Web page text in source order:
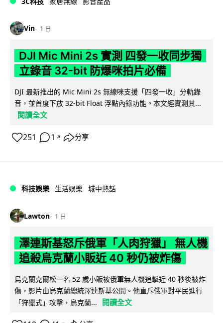
Vin 1 日
DJI Mic Mini 2s 實測 四發一收同步獨
立錄音 32-bit 防爆咪拍片必備
DJI 最新推出的 Mic Mini 2s 無線咪支援「四發一收」分軌錄
音，並首度下放 32-bit Float 浮點內錄功能。本文經實測其...
閱讀全文
251 1 ↗ 分享
科技娛樂 生活娛樂 城中熱話
Lawton 1 日
澤連斯基怒斥俄軍「人肉狩獵」 無人機
追殺烏克蘭小販近 40 秒仍被炸傷
烏克蘭克爾松一名 52 歲小販被俄軍無人機追擊近 40 秒後被炸
傷，影片由烏克蘭總統澤連斯基公開。他直斥俄軍對平民進行
「狩獵式」攻擊，烏克蘭...
閱讀全文